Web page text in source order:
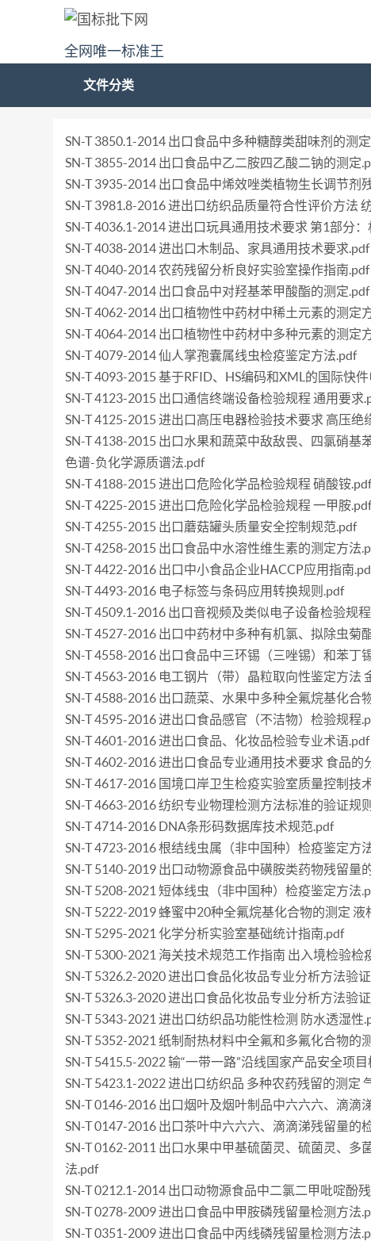
全网唯一标准王
文件分类
SN-T 3850.1-2014 出口食品中多种糖醇类甜味剂的测
SN-T 3855-2014 出口食品中乙二胺四乙酸二钠的测定
SN-T 3935-2014 出口食品中烯效唑类植物生长调节剂
SN-T 3981.8-2016 进出口纺织品质量符合性评价方法
SN-T 4036.1-2014 进出口玩具通用技术要求 第1部分
SN-T 4038-2014 进出口木制品、家具通用技术要求.pdf
SN-T 4040-2014 农药残留分析良好实验室操作指南.pdf
SN-T 4047-2014 出口食品中对羟基苯甲酸酯的测定.pdf
SN-T 4062-2014 出口植物性中药材中稀土元素的测定
SN-T 4064-2014 出口植物性中药材中多种元素的测定
SN-T 4079-2014 仙人掌孢囊属线虫检疫鉴定方法.pdf
SN-T 4093-2015 基于RFID、HS编码和XML的国际快
SN-T 4123-2015 出口通信终端设备检验规程 通用要求
SN-T 4125-2015 进出口高压电器检验技术要求 高压绝
SN-T 4138-2015 出口水果和蔬菜中敌敌畏、四氯硝基
色谱-负化学源质谱法.pdf
SN-T 4188-2015 进出口危险化学品检验规程 硝酸铵
SN-T 4225-2015 进出口危险化学品检验规程 一甲胺
SN-T 4255-2015 出口蘑菇罐头质量安全控制规范.pdf
SN-T 4258-2015 出口食品中水溶性维生素的测定方法
SN-T 4422-2016 出口中小食品企业HACCP应用指南
SN-T 4493-2016 电子标签与条码应用转换规则.pdf
SN-T 4509.1-2016 出口音视频及类似电子设备检验规
SN-T 4527-2016 出口中药材中多种有机氯、拟除虫菊
SN-T 4558-2016 出口食品中三环锡（三唑锡）和苯丁
SN-T 4563-2016 电工钢片（带）晶粒取向性鉴定方法
SN-T 4588-2016 出口蔬菜、水果中多种全氟烷基化合
SN-T 4595-2016 进出口食品感官（不洁物）检验规程
SN-T 4601-2016 进出口食品、化妆品检验专业术语.pdf
SN-T 4602-2016 进出口食品专业通用技术要求 食品的
SN-T 4617-2016 国境口岸卫生检疫实验室质量控制技
SN-T 4663-2016 纺织专业物理检测方法标准的验证规
SN-T 4714-2016 DNA条形码数据库技术规范.pdf
SN-T 4723-2016 根结线虫属（非中国种）检疫鉴定方
SN-T 5140-2019 出口动物源食品中磺胺类药物残留量
SN-T 5208-2021 短体线虫（非中国种）检疫鉴定方法
SN-T 5222-2019 蜂蜜中20种全氟烷基化合物的测定
SN-T 5295-2021 化学分析实验室基础统计指南.pdf
SN-T 5300-2021 海关技术规范工作指南 出入境检验检
SN-T 5326.2-2020 进出口食品化妆品专业分析方法验
SN-T 5326.3-2020 进出口食品化妆品专业分析方法验
SN-T 5343-2021 进出口纺织品功能性检测 防水透湿性
SN-T 5352-2021 纸制耐热材料中全氟和多氟化合物的
SN-T 5415.5-2022 输“一带一路”沿线国家产品安全项
SN-T 5423.1-2022 进出口纺织品 多种农药残留的测定
SN-T 0146-2016 出口烟叶及烟叶制品中六六六、滴滴
SN-T 0147-2016 出口茶叶中六六六、滴滴涕残留量的
SN-T 0162-2011 出口水果中甲基硫菌灵、硫菌灵、
法.pdf
SN-T 0212.1-2014 出口动物源食品中二氯二甲吡啶酚
SN-T 0278-2009 进出口食品中甲胺磷残留量检测方法
SN-T 0351-2009 进出口食品中丙线磷残留量检测方法